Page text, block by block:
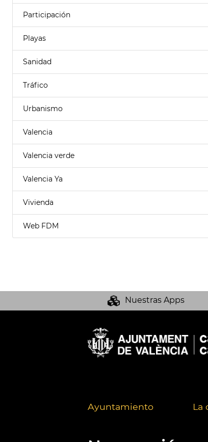
Participación
Playas
Sanidad
Tráfico
Urbanismo
Valencia
Valencia verde
Valencia Ya
Vivienda
Web FDM
Nuestras Apps
Ayuntamiento La